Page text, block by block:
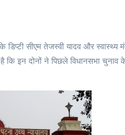
कि इन दोनों ने पिछले विधानसभा चुनाव